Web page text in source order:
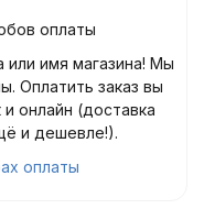
оплаты
или имя магазина! Мы
Оплатить заказ вы
онлайн (доставка
и дешевле!).
оплаты